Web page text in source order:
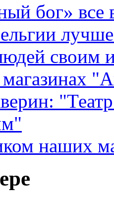
бог» все
своим
наших